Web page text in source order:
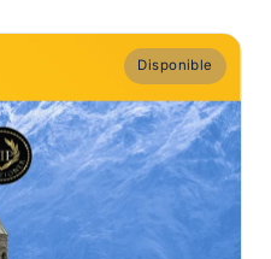
Disponible